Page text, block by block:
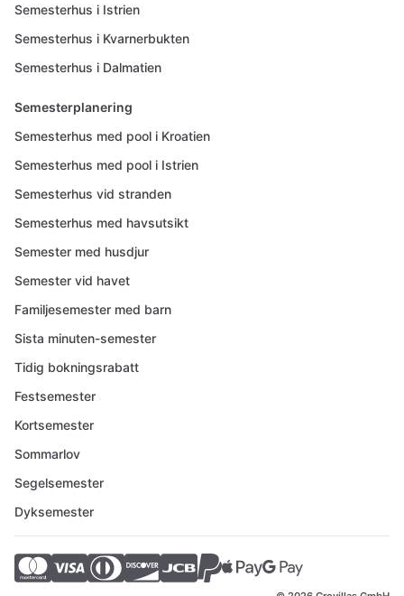
Semesterhus i Istrien
Semesterhus i Kvarnerbukten
Semesterhus i Dalmatien
Semesterplanering
Semesterhus med pool i Kroatien
Semesterhus med pool i Istrien
Semesterhus vid stranden
Semesterhus med havsutsikt
Semester med husdjur
Semester vid havet
Familjesemester med barn
Sista minuten-semester
Tidig bokningsrabatt
Festsemester
Kortsemester
Sommarlov
Segelsemester
Dyksemester